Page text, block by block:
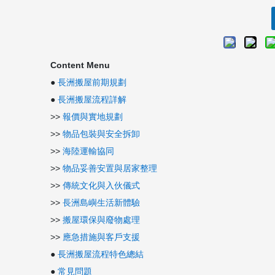
Content Menu
● 長洲搬屋前期規劃
● 長洲搬屋流程詳解
>> 報價與實地規劃
>> 物品包裝與安全拆卸
>> 海陸運輸協同
>> 物品妥善安置與居家整理
>> 傳統文化與入伙儀式
>> 長洲島嶼生活新體驗
>> 搬屋環保與廢物處理
>> 應急措施與客戶支援
● 長洲搬屋流程特色總結
● 常見問題